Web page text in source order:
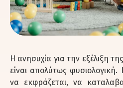
Η ανησυχία για την εξέλιξη
είναι απολύτως φυσιολογική.
να εκφράζεται, να